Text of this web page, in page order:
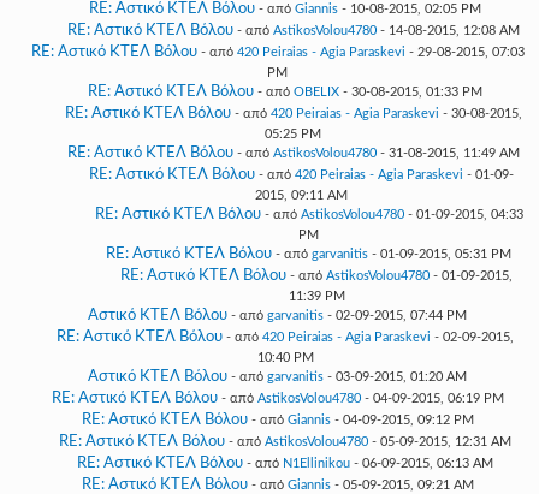
RE: Αστικό ΚΤΕΛ Βόλου - από Giannis - 10-08-2015, 02:05 PM
RE: Αστικό ΚΤΕΛ Βόλου - από AstikosVolou4780- 14-08-2015, 12:08 AM
RE: Αστικό ΚΤΕΛ Βόλου - από 420 Peiraias - Agia Paraskevi - 29-08-2015, 07:03
PM
RE: Αστικό ΚΤΕΛ Βόλου - από OBELIX - 30-08-2015, 01:33 PM
RE: Αστικό ΚΤΕΛ Βόλου - από 420 Peiraias - Agia Paraskevi - 30-08-2015,
05:25 PM
RE: Αστικό ΚΤΕΛ Βόλου - από AstikosVolou4780- 31-08-2015, 11:49 AM
RE: Αστικό ΚΤΕΛ Βόλου - από 420 Peiraias - Agia Paraskevi - 01-09-
2015, 09:11 AM
RE: Αστικό ΚΤΕΛ Βόλου - από AstikosVolou4780- 01-09-2015, 04:33
PM
RE: Αστικό ΚΤΕΛ Βόλου - από garvanitis - 01-09-2015, 05:31 PM
RE: Αστικό ΚΤΕΛ Βόλου - από AstikosVolou4780 - 01-09-2015,
11:39 PM
Αστικό ΚΤΕΛ Βόλου - από garvanitis - 02-09-2015, 07:44 PM
RE: Αστικό ΚΤΕΛ Βόλου - από 420 Peiraias - Agia Paraskevi - 02-09-2015,
10:40 PM
Αστικό ΚΤΕΛ Βόλου - από garvanitis - 03-09-2015, 01:20 AM
RE: Αστικό ΚΤΕΛ Βόλου - από AstikosVolou4780- 04-09-2015, 06:19 PM
RE: Αστικό ΚΤΕΛ Βόλου - από Giannis- 04-09-2015, 09:12 PM
RE: Αστικό ΚΤΕΛ Βόλου - από AstikosVolou4780 - 05-09-2015, 12:31 AM
RE: Αστικό ΚΤΕΛ Βόλου - από N1Ellinikou - 06-09-2015, 06:13 AM
RE: Αστικό ΚΤΕΛ Βόλου - από Giannis- 05-09-2015, 09:21 AM